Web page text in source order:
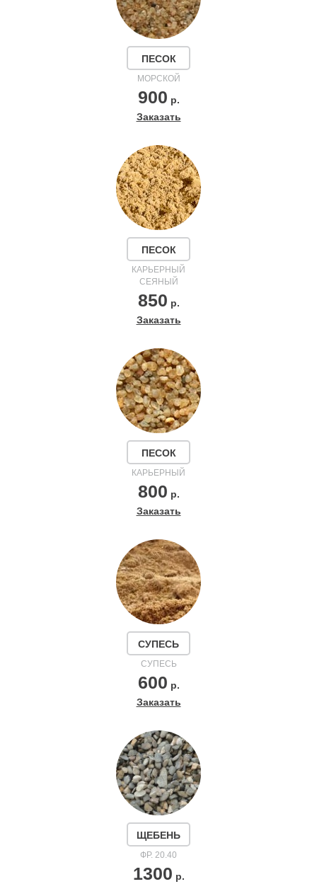
ПЕСОК
МОРСКОЙ
900 р.
Заказать
ПЕСОК
КАРЬЕРНЫЙ
СЕЯНЫЙ
850 р.
Заказать
ПЕСОК
КАРЬЕРНЫЙ
800 р.
Заказать
СУПЕСЬ
СУПЕСЬ
600 р.
Заказать
ЩЕБЕНЬ
ФР. 20.40
1300 р.